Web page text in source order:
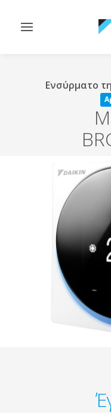
Εναλλαγή
Ενσύρματο